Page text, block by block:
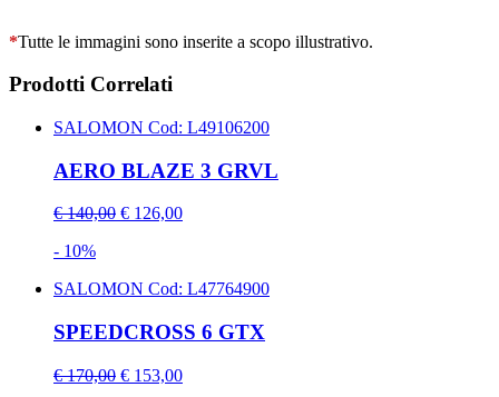
*Tutte le immagini sono inserite a scopo illustrativo.
Prodotti Correlati
SALOMON Cod: L49106200
AERO BLAZE 3 GRVL
€ 140,00 € 126,00
- 10%
SALOMON Cod: L47764900
SPEEDCROSS 6 GTX
€ 170,00 € 153,00